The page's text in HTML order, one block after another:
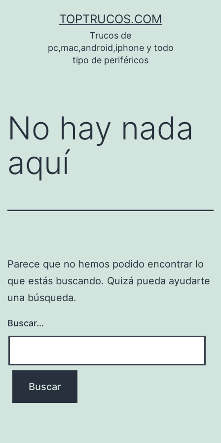
TOPTRUCOS.COM
Trucos de
pc,mac,android,iphone y todo
tipo de periféricos
No hay nada
aquí
Parece que no hemos podido encontrar lo
que estás buscando. Quizá pueda ayudarte
una búsqueda.
Buscar...